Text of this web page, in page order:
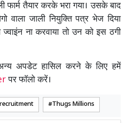
फार्म तैयार करके भरा गया। उसके बाद
वाला जाली नियुक्ति पत्र भेज दिया
ना करवाया तो उन को इस ठगी
अपडेट हासिल करने के लिए हमें
पर फॉलो करें।
recruitment Thugs Millions